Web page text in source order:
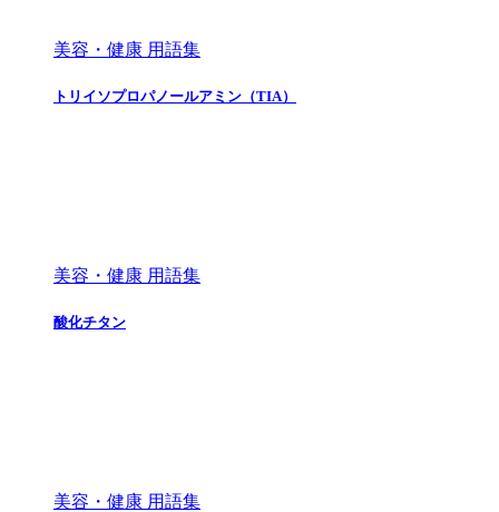
美容・健康 用語集
トリイソプロパノールアミン（TIA）
美容・健康 用語集
酸化チタン
美容・健康 用語集